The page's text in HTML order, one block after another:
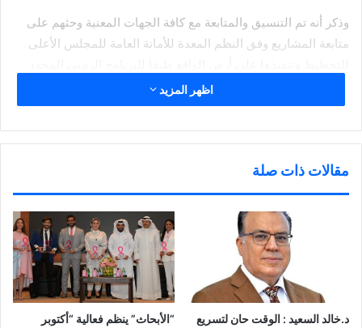
وذكر أنه تم التنسيق والمتابعة مع كافة الجهات المعنية وحثهم على
متابعة المشاريع وفق النظم المعدة للأمانة العامة للمجلس الأعلى
وأشار العدواني أن المشاريع المدرجة في برنامج عمل الحكومة
لوزارة التربية ووزارة التعليم العالي والبحث العلمي تضمنت 18
مشروعا مقسمين على برنامجين أساسيين تحت محور الرأس المال
البشري بواقع 12 مشروعا تحت برنامج إصلاح المنظومة التعليمية
وستة مشاريع تحت برنامج تعزيز الابتكار والبحث العلمي والتطوير
إضافة إلى مشروع مدرج تحت محور الاقتصادي والمالي برنامج
الاستدامة المالية.
وبين أن المشاريع تعنى بها ثماني جهات تابعة للوزير وهي موزعة
بواقع أربعة مشاريع لوزارة التربية تتلخص في مشروع حوكمة الجهاز
اظهر المزيد
مقالات ذات صلة
د.خالد السعيد : الوقت حان لتسريع
“الأبحاث” ينظم فعالية “أكتوبر